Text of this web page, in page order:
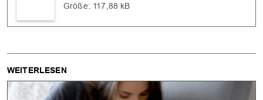
Größe: 117,88 kB
WEITERLESEN